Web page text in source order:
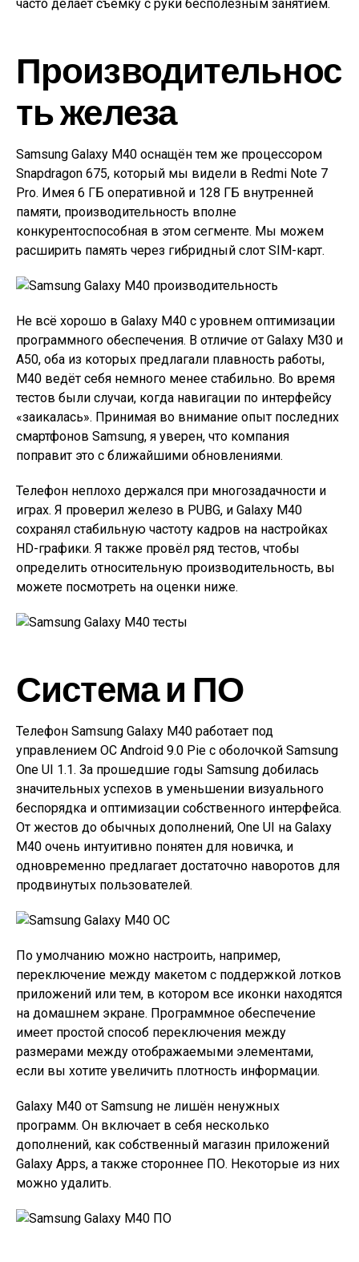
часто делает съёмку с руки бесполезным занятием.
Производительнос
ть железа
Samsung Galaxy M40 оснащён тем же процессором
Snapdragon 675, который мы видели в Redmi Note 7
Pro. Имея 6 ГБ оперативной и 128 ГБ внутренней
памяти, производительность вполне
конкурентоспособная в этом сегменте. Мы можем
расширить память через гибридный слот SIM-карт.
Не всё хорошо в Galaxy M40 с уровнем оптимизации
программного обеспечения. В отличие от Galaxy M30 и
A50, оба из которых предлагали плавность работы,
M40 ведёт себя немного менее стабильно. Во время
тестов были случаи, когда навигации по интерфейсу
«заикалась». Принимая во внимание опыт последних
смартфонов Samsung, я уверен, что компания
поправит это с ближайшими обновлениями.
Телефон неплохо держался при многозадачности и
играх. Я проверил железо в PUBG, и Galaxy M40
сохранял стабильную частоту кадров на настройках
HD-графики. Я также провёл ряд тестов, чтобы
определить относительную производительность, вы
можете посмотреть на оценки ниже.
Система и ПО
Телефон Samsung Galaxy M40 работает под
управлением ОС Android 9.0 Pie с оболочкой Samsung
One UI 1.1. За прошедшие годы Samsung добилась
значительных успехов в уменьшении визуального
беспорядка и оптимизации собственного интерфейса.
От жестов до обычных дополнений, One UI на Galaxy
M40 очень интуитивно понятен для новичка, и
одновременно предлагает достаточно наворотов для
продвинутых пользователей.
По умолчанию можно настроить, например,
переключение между макетом с поддержкой лотков
приложений или тем, в котором все иконки находятся
на домашнем экране. Программное обеспечение
имеет простой способ переключения между
размерами между отображаемыми элементами,
если вы хотите увеличить плотность информации.
Galaxy M40 от Samsung не лишён ненужных
программ. Он включает в себя несколько
дополнений, как собственный магазин приложений
Galaxy Apps, а также стороннее ПО. Некоторые из них
можно удалить.